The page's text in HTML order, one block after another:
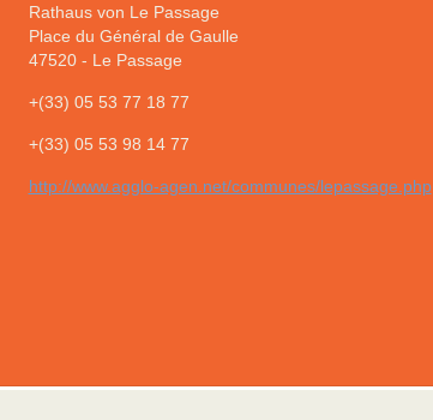
Rathaus von Le Passage
Place du Général de Gaulle
47520- Le Passage
+(33) 05 53 77 18 77
+(33) 05 53 98 14 77
http://www.agglo-agen.net/communes/lepassage.php